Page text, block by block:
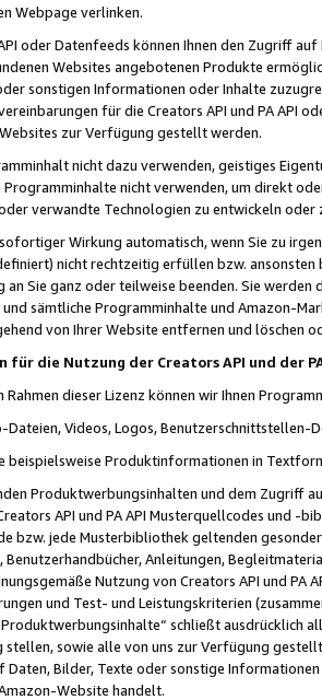
Webpage verlinken.
oder Datenfeeds können Ihnen den Zugriff
Websites angebotenen Produkte
sonstigen Informationen oder Inhalte
für die Creators API und PA API
zur Verfügung gestellt werden.
nicht dazu verwenden, geistiges
nicht verwenden, um direkt
verwandte Technologien zu entwickeln
Wirkung automatisch, wenn Sie zu
nicht rechtzeitig erfüllen bzw. ansonsten
Sie ganz oder teilweise beenden. Sie werden
sämtliche Programminhalte und Amazon-
von Ihrer Website entfernen und löschen
für die Nutzung der Creators API und der
Rahmen dieser Lizenz können wir Ihnen
Dateien, Videos, Logos, Benutzerschnittstellen-
beispielsweise Produktinformationen in
Produktwerbungsinhalten und dem Zugriff
API und PA API Musterquellcodes und
bzw. jede Musterbibliothek geltenden
Benutzerhandbücher, Anleitungen,
Nutzung von Creators API und PA
und Test- und Leistungskriterien
schließt ausdrücklich
stellen, sowie alle von uns zur Verfügung
Daten, Bilder, Texte oder sonstige
Website handelt.